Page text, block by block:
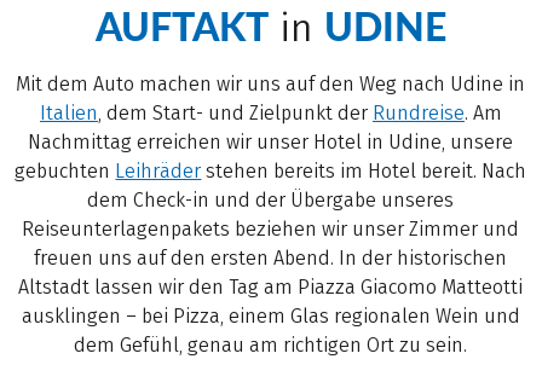
AUFTAKTin UDINE
Mit dem Auto machen wir uns auf den Weg nach Udine in
Italien , dem Start- und Zielpunkt der Rundreise. Am
Nachmittag erreichen wir unser Hotel in Udine, unsere
gebuchten Leihräder stehen bereits im Hotel bereit. Nach
dem Check-in und der Übergabe unseres
Reiseunterlagenpakets beziehen wir unser Zimmer und
freuen uns auf den ersten Abend. In der historischen
Altstadt lassen wir den Tag am Piazza Giacomo Matteotti
ausklingen – bei Pizza, einem Glas regionalen Wein und
dem Gefühl, genau am richtigen Ort zu sein.